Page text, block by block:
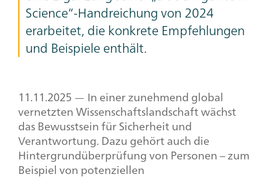
Science“-Handreichung von 2024
erarbeitet, die konkrete Empfehlungen
und Beispiele enthält.
Headline,
Text
+
Image
11.11.2025 — In einer zunehmend global
vernetzten Wissenschaftslandschaft wächst
das Bewusstsein für Sicherheit und
Verantwortung. Dazu gehört auch die
Hintergrundüberprüfung von Personen – zum
Beispiel von potenziellen